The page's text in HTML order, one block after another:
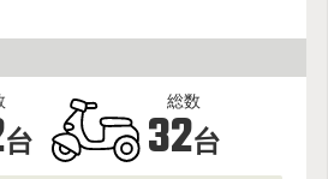
台 32台